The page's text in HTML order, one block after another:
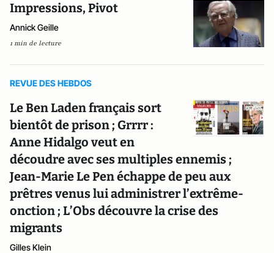
Impressions, Pivot
Annick Geille
1 min de lecture
REVUE DES HEBDOS
Le Ben Laden français sort
bientôt de prison ; Grrrr :
Anne Hidalgo veut en
découdre avec ses multiples ennemis ;
Jean-Marie Le Pen échappe de peu aux
prêtres venus lui administrer l’extrême-
onction ; L’Obs découvre la crise des
migrants
Gilles Klein